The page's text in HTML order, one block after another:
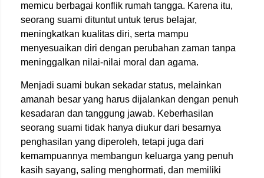
memicu berbagai konflik rumah tangga. Karena itu,
seorang suami dituntut untuk terus belajar,
meningkatkan kualitas diri, serta mampu
menyesuaikan diri dengan perubahan zaman tanpa
meninggalkan nilai-nilai moral dan agama.
Menjadi suami bukan sekadar status, melainkan
amanah besar yang harus dijalankan dengan penuh
kesadaran dan tanggung jawab. Keberhasilan
seorang suami tidak hanya diukur dari besarnya
penghasilan yang diperoleh, tetapi juga dari
kemampuannya membangun keluarga yang penuh
kasih sayang, saling menghormati, dan memiliki